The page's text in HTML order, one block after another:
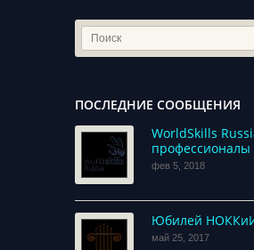
ПОСЛЕДНИЕ СООБЩЕНИЯ
WorldSkills
профессионалы
фев 5, 2018
Юбилей
май 25, 2017